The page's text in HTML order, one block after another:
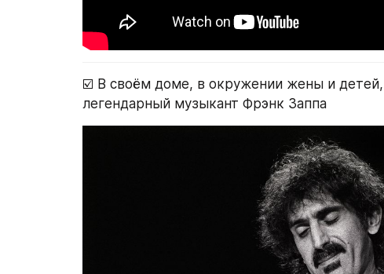
☑️ В своём доме, в окружении жены и детей,
легендарный музыкант Фрэнк Заппа